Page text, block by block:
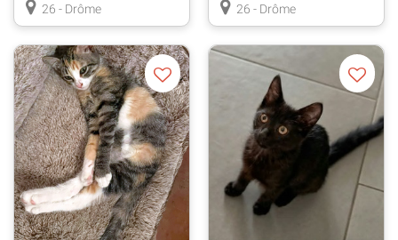
26 - Drôme
26 - Drôme